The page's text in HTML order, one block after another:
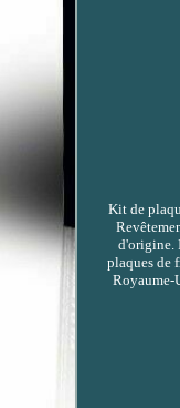
Kit de
d'origine.
plaques de
Royaume-